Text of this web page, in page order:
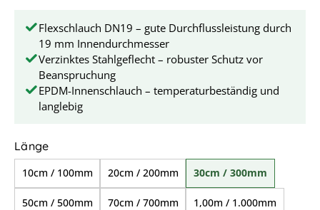
Flexschlauch DN19 – gute Durchflussleistung durch
19 mm Innendurchmesser
Verzinktes Stahlgeflecht – robuster Schutz vor
Beanspruchung
EPDM-Innenschlauch – temperaturbeständig und
langlebig
Längeauswählen
10cm / 100mm 20cm / 200mm 30cm / 300mm
50cm / 500mm 70cm / 700mm 1,00m / 1.000mm